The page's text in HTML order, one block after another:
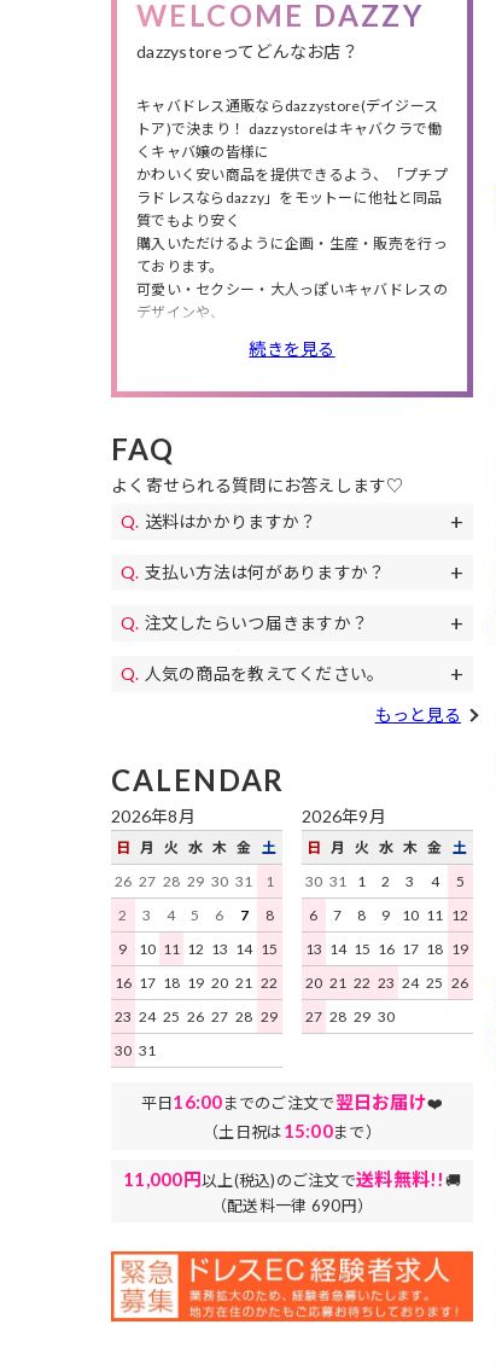
WELCOME DAZZY
dazzystoreってどんなお店？
キャバドレス通販ならdazzystore(デイジース
トア)で決まり！ dazzystoreはキャバクラで働
くキャバ嬢の皆様に
かわいく安い商品を提供できるよう、「プチプ
ラドレスならdazzy」をモットーに他社と同品
質でもより安く
購入いただけるように企画・生産・販売を行っ
ております。
可愛い・セクシー・大人っぽいキャバドレスの
デザインや、
私服や同伴で使えるワンピースも多数取り扱っ
シチュエーションやニーズによってドレスが選
べます。
お得なクーポンも配布!下着やアクセサリー、
土日祝日も午後遅くまで当日発送しており
すぐにお届けします。
続きを見る
FAQ
よく寄せられる質問にお答えします♡
送料はかかりますか？
11,000円(税込)以上のご注文で送料無料
になります。毎月イベントで送料無料の
日もあります。
支払い方法は何がありますか？
ャリア決済、RPay(楽天Pay)、NP後払
い、Paidyがご利用いただけます。
注文したらいつ届きますか？
祝日は15時までのご注文を原則として当
日発送いたします。地域ごとにお届け迄
い。
人気の商品を教えてください。
デイジーストアで人気の商品はこちらの
もっと見る
CALENDAR
2026年8月
日 月 火 水 木 金
土
26 27 28 29 30 31
1
2
3 4 5 6 7
8
9
10 11 12 13 14 15
16 17 18 19 20 21
22
23 24 25 26 27 28 29
30 31
2026年9月
日 月 火 水 木 金
土
30 31 1 2 3 4
5
6
7 8 9 10 11
12
13 14 15 16 17 18 19
20 21 22 23 24 25 26
27 28 29 30
平日16:00までのご注文で翌日お届け❤️
（土日祝は15:00まで）
11,000円以上(税込)のご注文で送料無料!!🚚
（配送料一律 690円）